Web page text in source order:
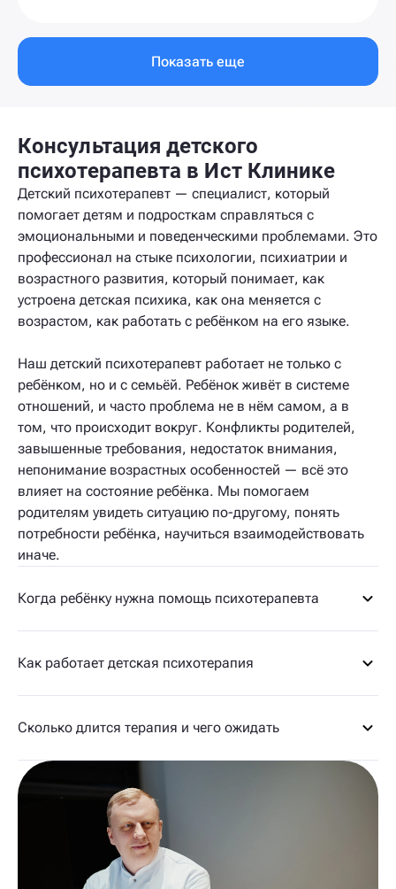
Показать еще
Консультация детского
психотерапевта в Ист Клинике
Детский психотерапевт — специалист, который
помогает детям и подросткам справляться с
эмоциональными и поведенческими проблемами. Это
профессионал на стыке психологии, психиатрии и
возрастного развития, который понимает, как
устроена детская психика, как она меняется с
возрастом, как работать с ребёнком на его языке.
Наш детский психотерапевт работает не только с
ребёнком, но и с семьёй. Ребёнок живёт в системе
отношений, и часто проблема не в нём самом, а в
том, что происходит вокруг. Конфликты родителей,
завышенные требования, недостаток внимания,
непонимание возрастных особенностей — всё это
влияет на состояние ребёнка. Мы помогаем
родителям увидеть ситуацию по-другому, понять
потребности ребёнка, научиться взаимодействовать
иначе.
Когда ребёнку нужна помощь психотерапевта
Как работает детская психотерапия
Сколько длится терапия и чего ожидать